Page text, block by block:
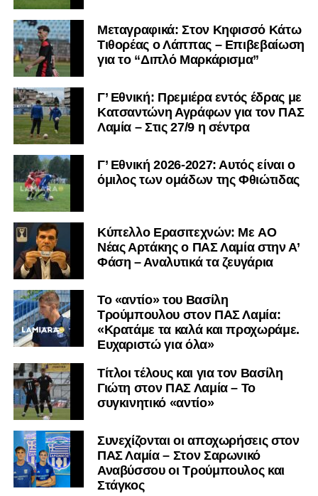
Μεταγραφικά: Στον Κηφισσό Κάτω
Τιθορέας ο Λάππας – Επιβεβαίωση
για το “Διπλό Μαρκάρισμα”
Γ’ Εθνική: Πρεμιέρα εντός έδρας με
Κατσαντώνη Αγράφων για τον ΠΑΣ
Λαμία – Στις 27/9 η σέντρα
Γ’ Εθνική 2026-2027: Αυτός είναι ο
όμιλος των ομάδων της Φθιώτιδας
Kύπελλο Ερασιτεχνών: Με AO
Nέας Αρτάκης ο ΠΑΣ Λαμία στην Α’
Φάση – Αναλυτικά τα ζευγάρια
Το «αντίο» του Βασίλη
Τρούμπουλου στον ΠΑΣ Λαμία:
«Κρατάμε τα καλά και προχωράμε.
Ευχαριστώ για όλα»
Τίτλοι τέλους και για τον Βασίλη
Γιώτη στον ΠΑΣ Λαμία – Το
συγκινητικό «αντίο»
Συνεχίζονται οι αποχωρήσεις στον
ΠΑΣ Λαμία – Στον Σαρωνικό
Αναβύσσου οι Τρούμπουλος και
Στάγκος